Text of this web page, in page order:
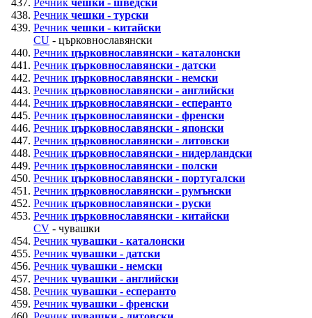
Речник чешки - турски
Речник чешки - китайски
CU - църковнославянски
Речник църковнославянски - каталонски
Речник църковнославянски - датски
Речник църковнославянски - немски
Речник църковнославянски - английски
Речник църковнославянски - есперанто
Речник църковнославянски - френски
Речник църковнославянски - японски
Речник църковнославянски - литовски
Речник църковнославянски - нидерландски
Речник църковнославянски - полски
Речник църковнославянски - португалски
Речник църковнославянски - румънски
Речник църковнославянски - руски
Речник църковнославянски - китайски
CV - чувашки
Речник чувашки - каталонски
Речник чувашки - датски
Речник чувашки - немски
Речник чувашки - английски
Речник чувашки - есперанто
Речник чувашки - френски